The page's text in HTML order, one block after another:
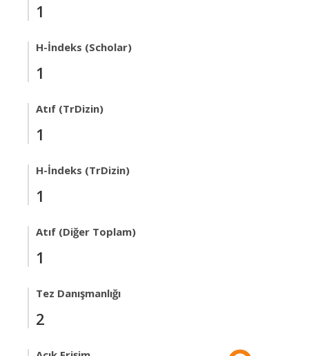
1
H-İndeks (Scholar)
1
Atıf (TrDizin)
1
H-İndeks (TrDizin)
1
Atıf (Diğer Toplam)
1
Tez Danışmanlığı
2